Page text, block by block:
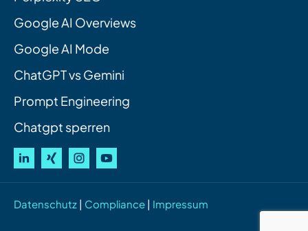
Google AI Overviews
Google AI Mode
ChatGPT vs Gemini
Prompt Engineering
Chatgpt sperren
Datenschutz | Compliance | Impressum